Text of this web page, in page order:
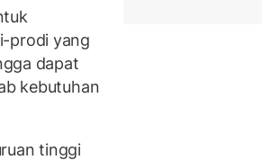
prodi yang
dapat
kebutuhan
tinggi